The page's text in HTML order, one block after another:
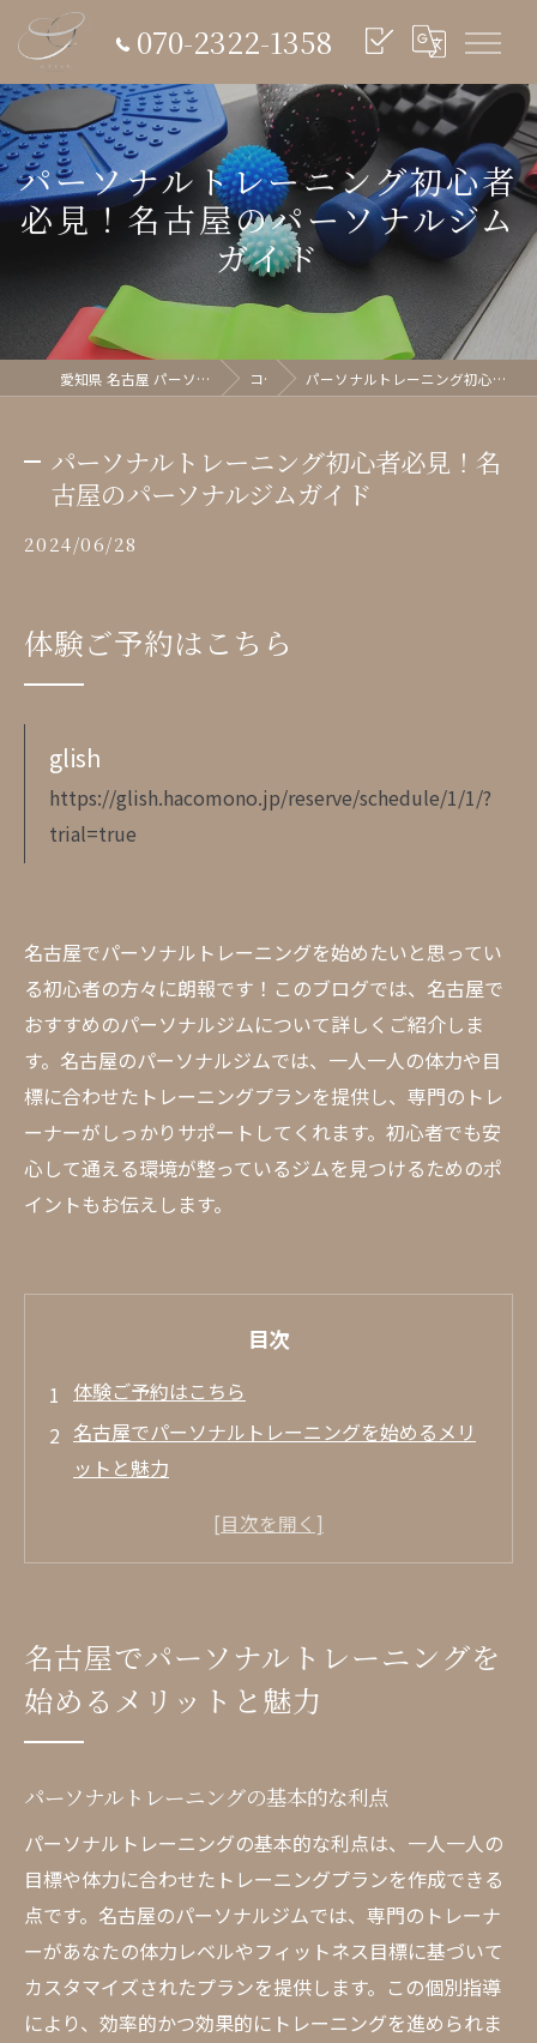
070-2322-1358
パーソナルトレーニング初心者
必見！名古屋のパーソナルジム
ガイド
愛知県 名古屋 パーソナルジム glish《グリッシュ》 コラム パーソナルトレーニング初心者必見！名古屋のパーソナルジムガイド
パーソナルトレーニング初心者必見！名
古屋のパーソナルジムガイド
2024/06/28
体験ご予約はこちら
glish
https://glish.hacomono.jp/reserve/schedule/1/1/?
trial=true
名古屋でパーソナルトレーニングを始めたいと思ってい
る初心者の方々に朗報です！このブログでは、名古屋で
おすすめのパーソナルジムについて詳しくご紹介しま
す。名古屋のパーソナルジムでは、一人一人の体力や目
標に合わせたトレーニングプランを提供し、専門のトレ
ーナーがしっかりサポートしてくれます。初心者でも安
心して通える環境が整っているジムを見つけるためのポ
イントもお伝えします。
目次
体験ご予約はこちら
名古屋でパーソナルトレーニングを始めるメリ
ットと魅力
パーソナルトレーニングの基本的な利点
名古屋で人気のトレーニングプログラム
パーソナルトレーニングが初心者に適して
初心者必見！安心して通える名古屋のパーソナ
最初に考えるべきポイントとは？
名古屋の評判の良いパーソナルジムを探す
方法
初心者が注意すべき契約内容
トレーナーの資格や経験を確認する
名古屋でパーソナルトレーニングを
始めるメリットと魅力
パーソナルトレーニングの基本的な利点
パーソナルトレーニングの基本的な利点は、一人一人の
目標や体力に合わせたトレーニングプランを作成できる
点です。名古屋のパーソナルジムでは、専門のトレーナ
ーがあなたの体力レベルやフィットネス目標に基づいて
カスタマイズされたプランを提供します。この個別指導
により、効率的かつ効果的にトレーニングを進められま